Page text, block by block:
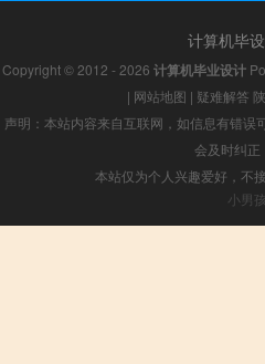
计算机毕
Copyright © 2012 - 2026 计算机毕业设计
| 网站地图 | 疑难解答
声明：本站内容来自互联网，如信息有错
会及时纠正
本站仅为个人兴趣爱好，不
小男孩